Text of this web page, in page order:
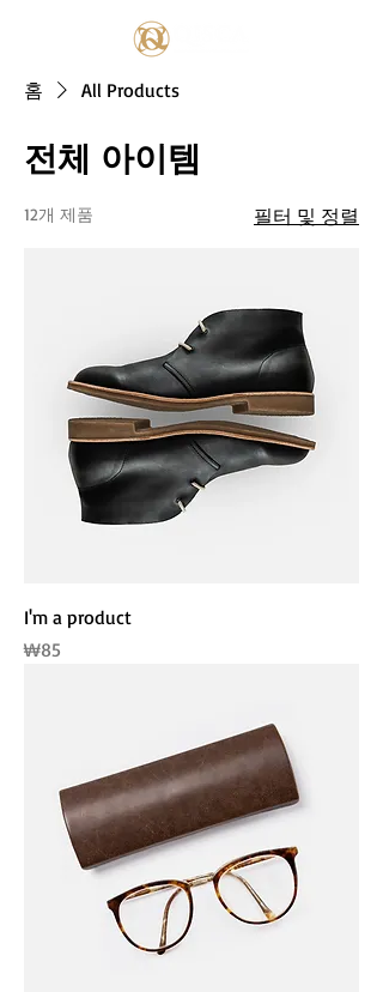
홈 All Products
전체 아이템
12개 제품 필터 및 정렬
I'm a product
가격
₩85